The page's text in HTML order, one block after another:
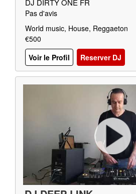
DJ DIRTY ONE FR
Pas d'avis
World music, House, Reggaeton
€500
Voir le Profil
Reserver DJ